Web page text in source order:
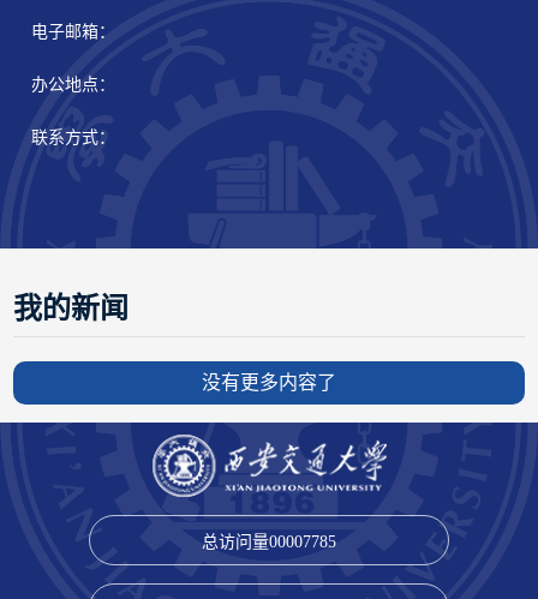
电子邮箱：
办公地点：
联系方式：
我的新闻
没有更多内容了
总访问量00007785